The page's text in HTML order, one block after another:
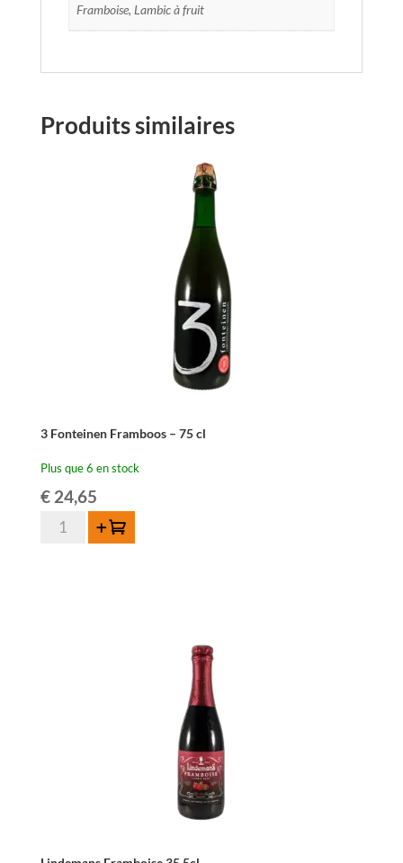
Framboise, Lambic à fruit
Produits similaires
3 Fonteinen Framboos – 75 cl
Plus que 6 en stock
€24,65
quantité
Ajouter au panier